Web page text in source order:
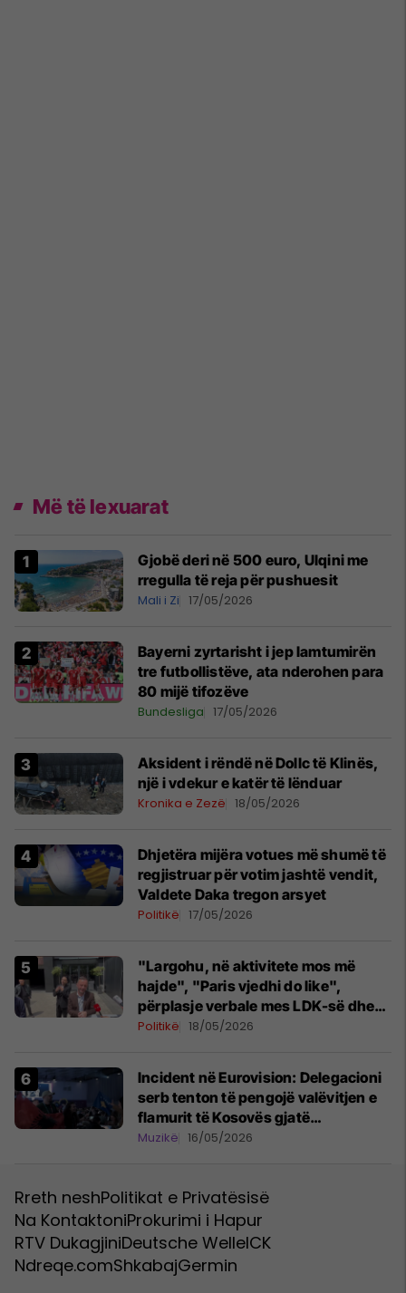
Më të lexuarat
Gjobë deri në 500 euro, Ulqini me
rregulla të reja për pushuesit
Mali i Zi 17/05/2026
Bayerni zyrtarisht i jep lamtumirën
tre futbollistëve, ata nderohen para
80 mijë tifozëve
Bundesliga 17/05/2026
Aksident i rëndë në Dollc të Klinës,
një i vdekur e katër të lënduar
Kronika e Zezë 18/05/2026
Dhjetëra mijëra votues më shumë të
regjistruar për votim jashtë vendit,
Valdete Daka tregon arsyet
Politikë 17/05/2026
"Largohu, në aktivitete mos më
hajde", "Paris vjedhi do like",
përplasje verbale mes LDK-së dhe
PSD-së
Politikë 18/05/2026
Incident në Eurovision: Delegacioni
serb tenton të pengojë valëvitjen e
flamurit të Kosovës gjatë
performancës së Shqipërisë
Muzikë 16/05/2026
Rreth neshPolitikat e Privatësisë
Na KontaktoniProkurimi i Hapur
RTV DukagjiniDeutsche WelleICK
Ndreqe.comShkabajGermin